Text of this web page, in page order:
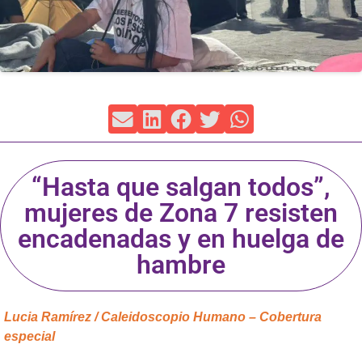
“Hasta que salgan todos”,
mujeres de Zona 7 resisten
encadenadas y en huelga de
hambre
Lucia Ramírez / Caleidoscopio Humano – Cobertura
especial